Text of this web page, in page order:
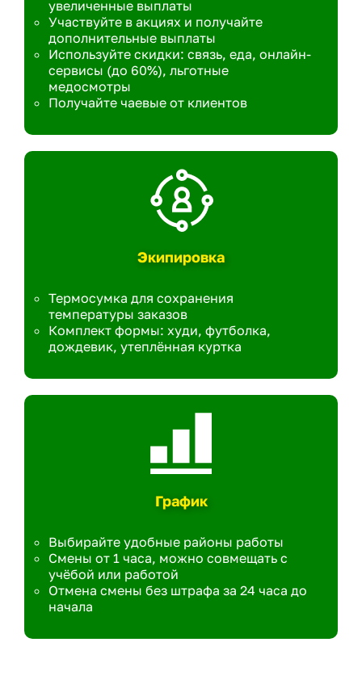
увеличенные выплаты
Участвуйте в акциях и получайте
дополнительные выплаты
Используйте скидки: связь, еда, онлайн-
сервисы (до 60%), льготные
медосмотры
Получайте чаевые от клиентов
Экипировка
Термосумка для сохранения
температуры заказов
Комплект формы: худи, футболка,
дождевик, утеплённая куртка
График
Выбирайте удобные районы работы
Смены от 1 часа, можно совмещать с
учёбой или работой
Отмена смены без штрафа за 24 часа до
начала